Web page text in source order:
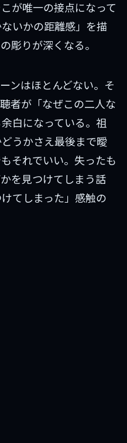
が唯一の接点になって
いかの距離感」を描
彫りが深くなる。
ンはほとんどない。そ
者が「なぜこの二人な
白になっている。祖
うかさえ最後まで曖
それでいい。失ったも
を見つけてしまう話
てしまった」感触の